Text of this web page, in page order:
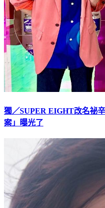
獨／SUPER EIGHT改名祕
案」曝光了